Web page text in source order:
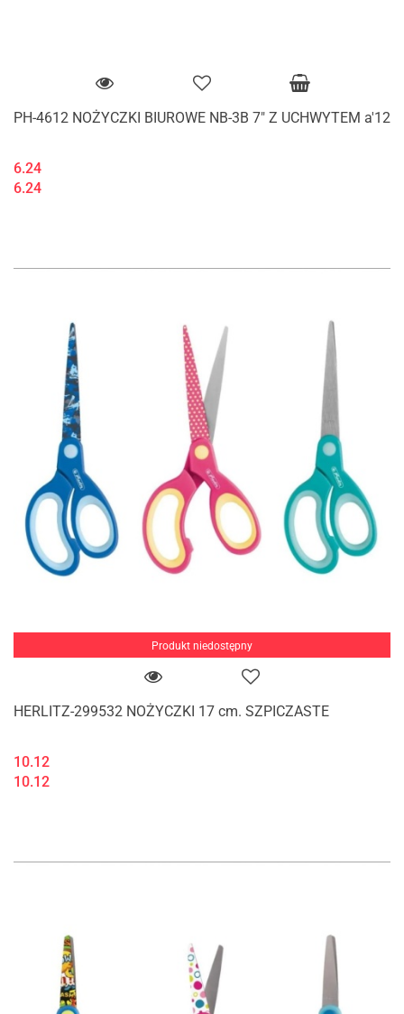
PH-4612 NOŻYCZKI BIUROWE NB-3B 7" Z UCHWYTEM a'12
6.24
6.24
Produkt niedostępny
HERLITZ-299532 NOŻYCZKI 17 cm. SZPICZASTE
10.12
10.12